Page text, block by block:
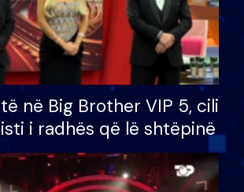
në Big Brother VIP 5, cili
i radhës që lë shtëpinë